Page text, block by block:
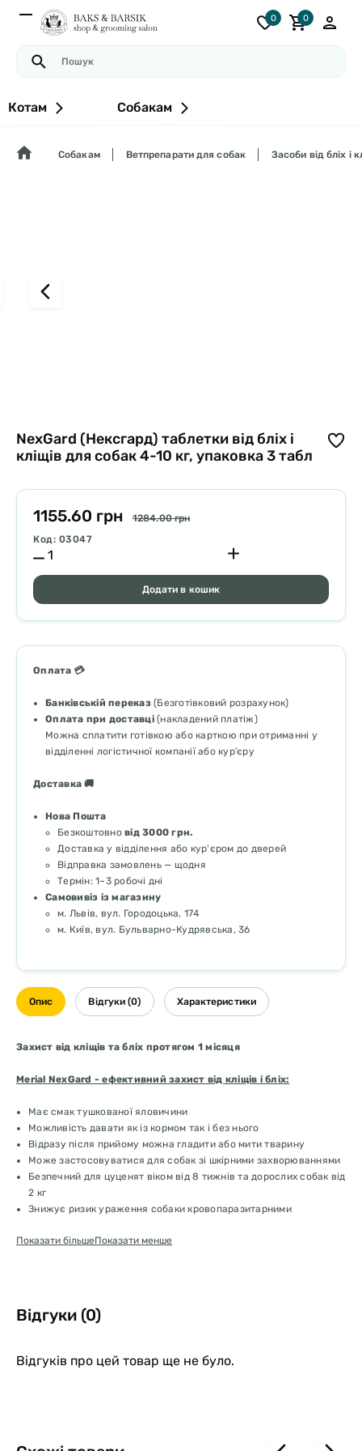
0 0
Котам Собакам
Собакам Ветпрепарати для собак Засоби від бліх і
NexGard (Нексгард) таблетки від бліх і
кліщів для собак 4-10 кг, упаковка 3 табл
1155.60 грн
1284.00 грн
Код: 03047
Додати в кошик
Оплата 💳
Банківській переказ(Безготівковий розрахунок)
Оплата при доставці(накладений платіж)
Можна сплатити готівкою або карткою при отриманні у
відділенні логістичної компанії або кур’єру
Доставка 🚚
Нова Пошта
Безкоштовно від 3000 грн.
Доставка у відділення або кур'єром до дверей
Відправка замовлень — щодня
Термін: 1–3 робочі дні
Самовивіз із магазину
м. Львів, вул. Городоцька, 174
м. Київ, вул. Бульварно-Кудрявська, 36
Опис Відгуки (0) Характеристики
Захист від кліщів та бліх протягом 1 місяця
Merial NexGard - ефективний захист від кліщів і бліх:
Має смак тушкованої яловичини
Можливість давати як із кормом так і без нього
Відразу після прийому можна гладити або мити тварину
Може застосовуватися для собак зі шкірними захворюваннями
Безпечний для цуценят віком від 8 тижнів та дорослих собак від
2 кг
Знижує ризик ураження собаки кровопаразитарними
Знищує 98 - 100% бліх, які паразитують на тварині. Загибель
Жувальні таблетки для перорального застосування. Пігулки 3
Склад
Показати більшеПоказати менше
Відгуки (0)
Відгуків про цей товар ще не було.